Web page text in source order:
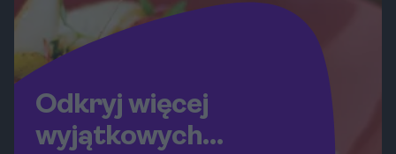
Odkryj więcej
wyjątkowych